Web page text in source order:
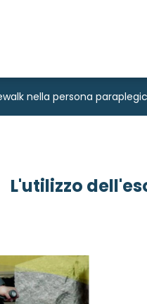
nella persona
L'utilizzo